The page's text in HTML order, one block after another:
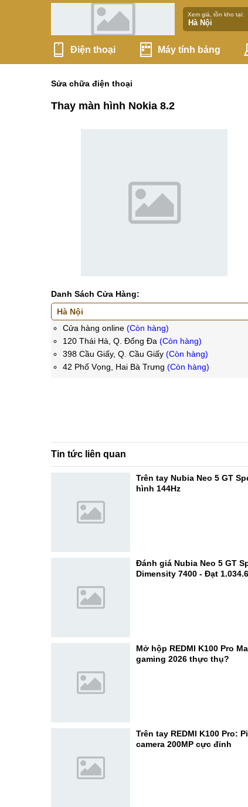
Xem giá, tồn kho tại:
Điện thoại Máy tính bảng
Sửa chữa điện thoại
Thay màn hình Nokia 8.2
Danh Sách Cửa Hàng:
Cửa hàng online (Còn hàng)
120 Thái Hà, Q. Đống Đa (Còn hàng)
398 Cầu Giấy, Q. Cầu Giấy (Còn hàng)
42 Phố Vọng, Hai Bà Trưng (Còn hàng)
Tin tức liên quan
Trên tay Nubia Neo 5 GT
hình 144Hz
Đánh giá Nubia Neo 5 GT
Dimensity 7400 - Đạt
Mở hộp REDMI K100 Pro
gaming 2026 thực thụ?
Trên tay REDMI K100 Pro:
camera 200MP cực đỉnh